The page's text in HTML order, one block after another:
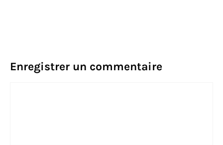
Enregistrer un commentaire